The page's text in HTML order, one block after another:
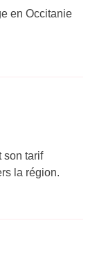
en Occitanie
son tarif
la région.